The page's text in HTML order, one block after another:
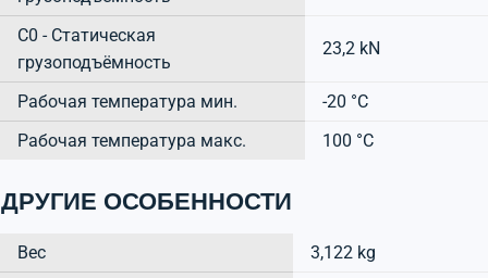
C0 - Статическая
грузоподъёмность
23,2 kN
Рабочая температура мин.
-20 °C
Рабочая температура макс.
100 °C
ДРУГИЕ ОСОБЕННОСТИ
Вес
3,122 kg